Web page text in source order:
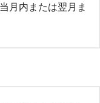
月内または翌月ま